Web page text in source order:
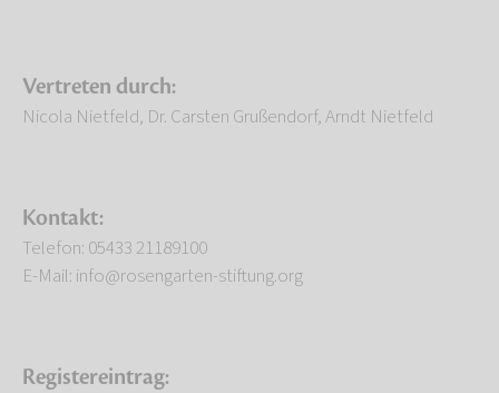
Vertreten durch:
Nicola Nietfeld, Dr. Carsten Grußendorf, Arndt Nietfeld
Kontakt:
Telefon: 05433 21189100
E-Mail: info@rosengarten-stiftung.org
Registereintrag: